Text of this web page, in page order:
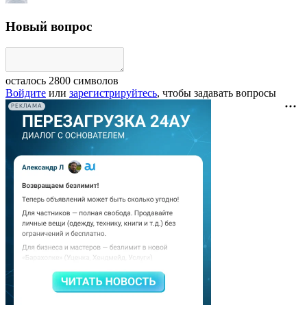
Новый вопрос
осталось 2800 символов
Войдите или зарегистрируйтесь, чтобы задавать вопросы
РЕКЛАМА